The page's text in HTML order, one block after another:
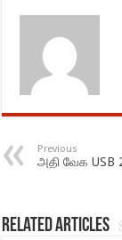
Previous
அதி வேக
Related Articles